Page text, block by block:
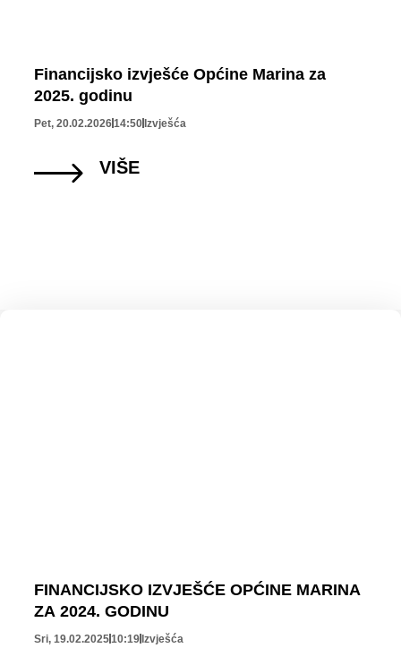
Financijsko izvješće Općine Marina za
2025. godinu
Pet, 20.02.202614:50Izvješća
VIŠE
FINANCIJSKO IZVJEŠĆE OPĆINE MARINA
ZA 2024. GODINU
Sri, 19.02.202510:19Izvješća